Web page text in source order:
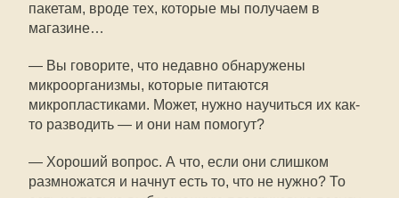
пакетам, вроде тех, которые мы получаем в
магазине…
— Вы говорите, что недавно обнаружены
микроорганизмы, которые питаются
микропластиками. Может, нужно научиться их как-
то разводить — и они нам помогут?
— Хороший вопрос. А что, если они слишком
размножатся и начнут есть то, что не нужно? То